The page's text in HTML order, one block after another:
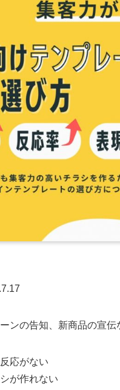
ンの告知、新商品の宣
応がない
が作れない